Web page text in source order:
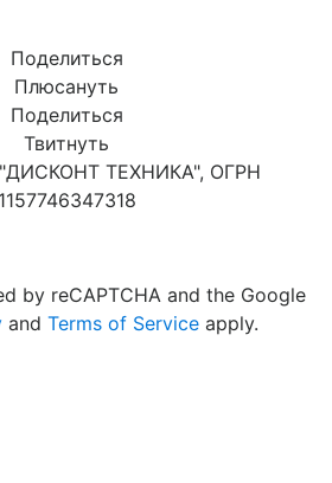
Поделиться
Плюсануть
Поделиться
Твитнуть
ТЕХНИКА", ОГРН
1157746347318
by reCAPTCHA and the Google
and Terms of Serviceapply.